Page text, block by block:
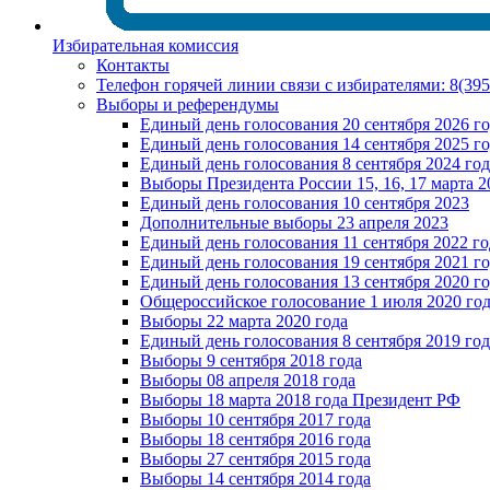
Избирательная комиссия
Контакты
Телефон горячей линии связи с избирателями:
Выборы и референдумы
Единый день голосования 20 сентября 2026
Единый день голосования 14 сентября 2025
Единый день голосования 8 сентября 2024
Выборы Президента России 15, 16, 17 марта
Единый день голосования 10 сентября 2023
Дополнительные выборы 23 апреля 2023
Единый день голосования 11 сентября 2022
Единый день голосования 19 сентября 2021
Единый день голосования 13 сентября 2020
Общероссийское голосование 1 июля 2020
Выборы 22 марта 2020 года
Единый день голосования 8 сентября 2019
Выборы 9 сентября 2018 года
Выборы 08 апреля 2018 года
Выборы 18 марта 2018 года Президент РФ
Выборы 10 сентября 2017 года
Выборы 18 сентября 2016 года
Выборы 27 сентября 2015 года
Выборы 14 сентября 2014 года